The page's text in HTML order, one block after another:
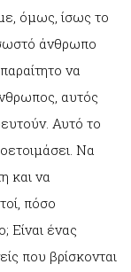
όμως, ίσως το
άνθρωπο
να
αυτός
Αυτό το
Να
και να
πόσο
Είναι ένας
που βρίσκονται